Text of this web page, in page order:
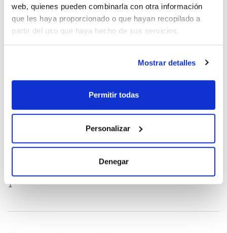
web, quienes pueden combinarla con otra información
que les haya proporcionado o que hayan recopilado a
partir del uso que haya hecho de sus servicios.
Mostrar detalles
Permitir todas
Personalizar
Denegar
DNHgzm0w
oQHnWnkU (2026-05-04)
1